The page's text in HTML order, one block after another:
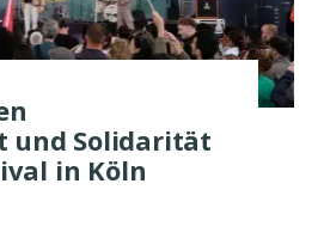
und Solidarität
in Köln